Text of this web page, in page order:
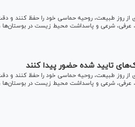
از روز طبیعت، روحیه حماسی خود را حفظ کنند و
عرفی، شرعی و پاسداشت محیط زیست در بوستان‌ها
تایید شده حضور پیدا کنند
از روز طبیعت، روحیه حماسی خود را حفظ کنند و
عرفی، شرعی و پاسداشت محیط زیست در بوستان‌ها